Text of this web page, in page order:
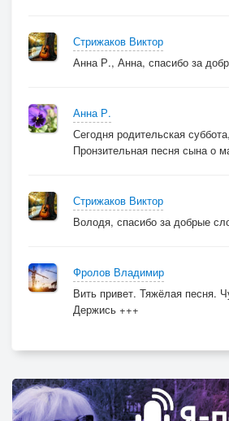
Стрижаков Виктор
Анна Р., Анна, спасибо за
Анна Р.
Сегодня родительская
Пронзительная песня сына о
Стрижаков Виктор
Володя, спасибо за добрые
Фролов Владимир
Вить привет. Тяжёлая песня.
Держись +++